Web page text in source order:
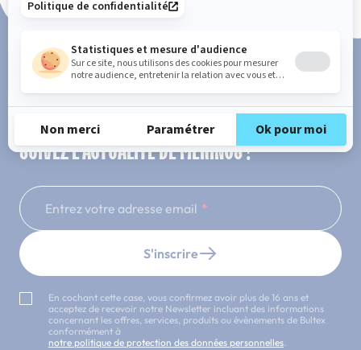
SUIVEZ L'ACTUALITÉ DE MERINOS !
Entrez votre adresse email
S'inscrire
En cochant cette case, vous confirmez avoir plus de 16 ans et
acceptez de recevoir notre Newsletter incluant des informations
concernant les offres, services, produits ou évènements de Bultex
conformément à
notre politique de protection des données personnelles.